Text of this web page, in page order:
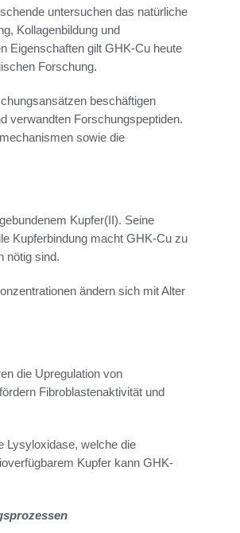
untersuchen das natürliche
Kollagenbildung und
Eigenschaften gilt GHK-Cu heute
Forschung.
beschäftigen
verwandten Forschungspeptiden.
sowie die
Kupfer(II). Seine
Kupferbindung macht GHK-Cu zu
nötig sind.
ändern sich mit Alter
die Upregulation von
Fibroblastenaktivität und
Lysyloxidase, welche die
Kupfer kann GHK-